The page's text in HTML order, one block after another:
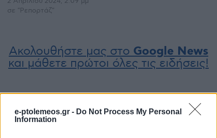
e-ptolemeos.gr - Do Not Process My Personal
Information
σε "Ρεπορτάζ"
Ακολουθήστε μας στο Google News
και μάθετε πρώτοι όλες τις ειδήσεις!